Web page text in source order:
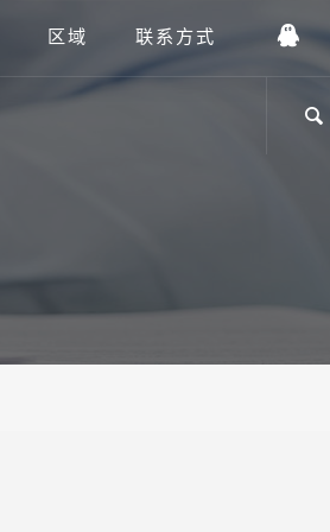
区域 联系方式